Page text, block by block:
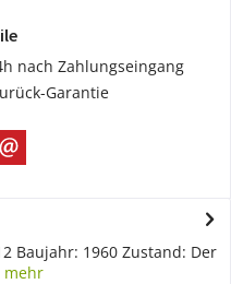
nach Zahlungseingang
Garantie
Baujahr: 1960 Zustand: Der
mehr